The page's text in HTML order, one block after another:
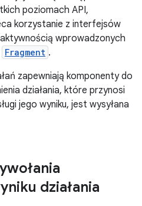
poziomach API,
korzystanie z interfejsów
wprowadzonych
Fragment .
zapewniają komponenty do
działania, które przynosi
jego wyniku, jest wysyłana
działania